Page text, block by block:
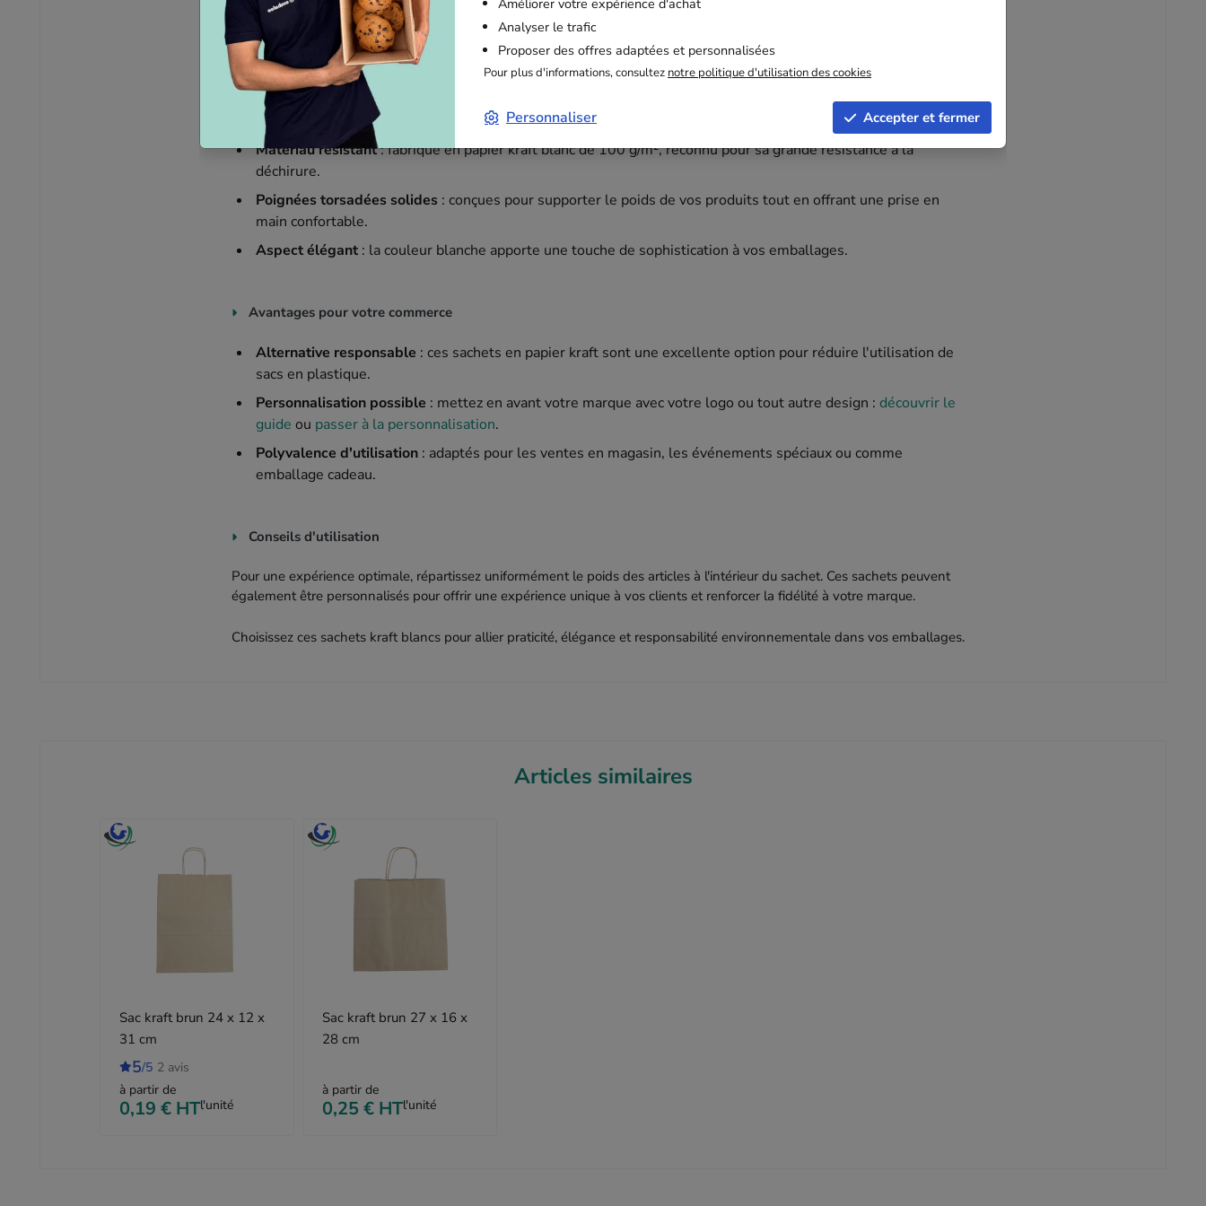
Caractéristiques principales
Dimensions généreuses
: 32 x 20 x 32 cm, idéales pour des articles volumineux comme des pulls, des
accessoires ou des objets de décoration.
Matériau résistant: fabriqué en papier kraft blanc de 100 g/m², reconnu pour sa grande résistance à la
déchirure.
Poignées torsadées solides : conçues pour supporter le poids de vos produits tout en offrant une prise en
main confortable.
Aspect élégant : la couleur blanche apporte une touche de sophistication à vos emballages.
Avantages pour votre commerce
Alternative responsable : ces sachets en papier kraft sont une excellente option pour réduire l'utilisation de
sacs en plastique.
Personnalisation possible : mettez en avant votre marque avec votre logo ou tout autre design :découvrir le
guide ou passer à la personnalisation.
Polyvalence d'utilisation : adaptés pour les ventes en magasin, les événements spéciaux ou comme
emballage cadeau.
Conseils d'utilisation
Pour une expérience optimale, répartissez uniformément le poids des articles à l'intérieur du sachet. Ces sachets peuvent
également être personnalisés pour offrir une expérience unique à vos clients et renforcer la fidélité à votre marque.
Choisissez ces sachets kraft blancs pour allier praticité, élégance et responsabilité environnementale dans vos emballages.
Articles similaires
Sac kraft brun 24 x 12 x
31 cm
5/5 2 avis
à partir de
0,19 € HTl'unité
Sac kraft brun 27 x 16 x
28 cm
à partir de
0,25 € HTl'unité
Améliorer votre expérience d'achat
Analyser le trafic
Proposer des offres adaptées et personnalisées
Pour plus d'informations, consultez notre politique d'utilisation des cookies
Personnaliser Accepter et fermer